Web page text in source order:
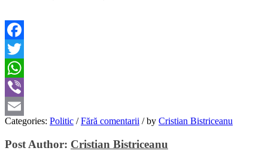
Facebook
Twitter
WhatsApp
Viber
Email
Categories: Politic / Fără comentarii /by Cristian Bistriceanu
Post Author: Cristian Bistriceanu